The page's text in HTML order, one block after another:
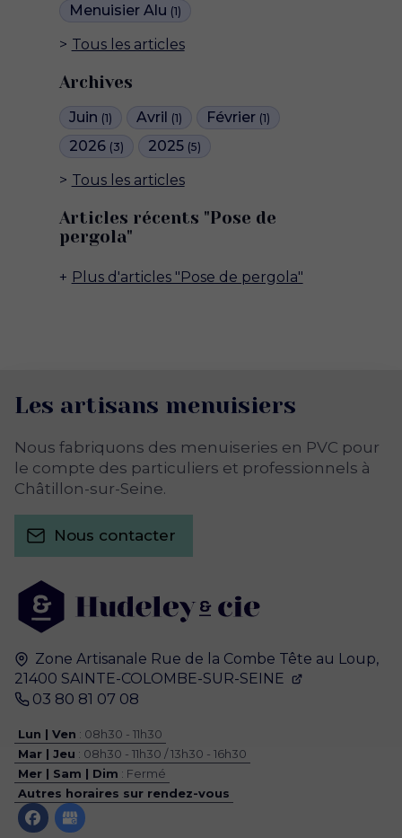
Menuisier Alu (1)
Tous les articles
Archives
Juin (1) Avril (1) Février (1)
2026 (3) 2025 (5)
Tous les articles
Articles récents "Pose de
pergola"
Plus d'articles "Pose de pergola"
Zone Artisanale Rue de la Combe Tête au Loup,
21400 SAINTE-COLOMBE-SUR-SEINE
03 80 81 07 08
Lun | Ven : 08h30 - 11h30
Mar | Jeu : 08h30 - 11h30 / 13h30 - 16h30
Mer | Sam | Dim : Fermé
Autres horaires sur rendez-vous
Les artisans menuisiers
Nous fabriquons des menuiseries en PVC pour
le compte des particuliers et professionnels à
Châtillon-sur-Seine.
Nous contacter